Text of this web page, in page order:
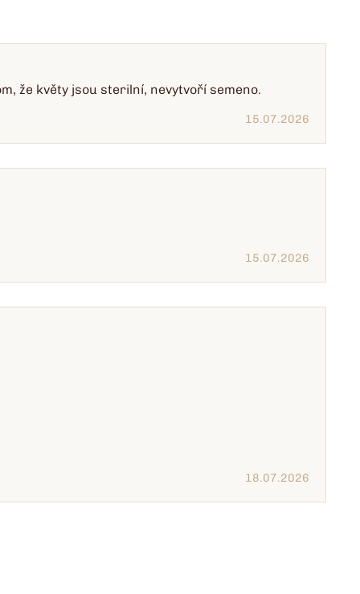
že květy jsou sterilní, nevytvoří semeno.
15.07.2026
15.07.2026
18.07.2026